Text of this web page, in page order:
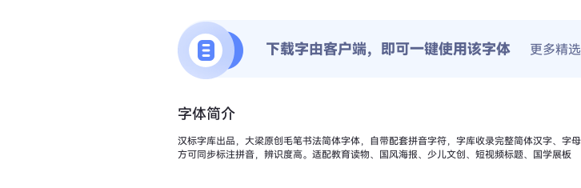
下载字由客户端，即可一键使用该字体 更多精
字体简介
汉标字库出品，大梁原创毛笔书法简体字体，自带配套拼音字符，字库收录完整简体汉字、字
方可同步标注拼音，辨识度高。适配教育读物、国风海报、少儿文创、短视频标题、国学展板